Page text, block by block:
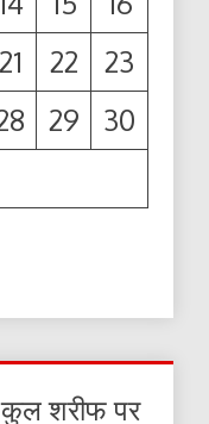
21 22
23
29
30
कुल शरीफ पर